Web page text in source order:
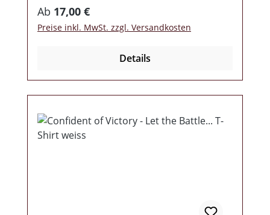
Regulärer Preis:
Ab 17,00 €
Preise inkl. MwSt. zzgl. Versandkosten
Details